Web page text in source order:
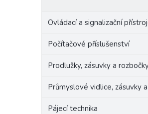
Ovládací a signalizační
Počítačové příslušenství
Prodlužky, zásuvky a
Průmyslové vidlice, zásuvky
Pájecí technika